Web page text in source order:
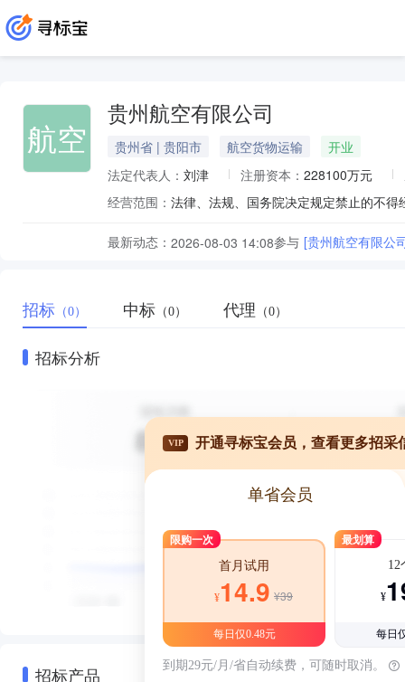
航空
贵州航空有限公司
贵州省 | 贵阳市 航空货物运输
开业
法定代表人： 刘津 注册资本： 228100万元
经营范围：
最新动态： 2026-08-03 14:08参与 [贵州航空有限公
招标 （0） 中标 （0） 代理 （0）
招标分析
招标产品
VIP 开通寻标宝会员，查看更多招采
单省会员
限购一次
首月试用
¥14.9 ¥39
每日仅0.48元
最划算
12
¥
每日
到期29元/月/省自动续费，可随时取消。